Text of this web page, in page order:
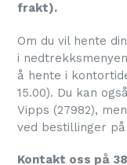
frakt).
Om du vil hente
i
å hente i
15.00). Du kan
Vipps (27982),
ved bestillinger
Kontakt oss på